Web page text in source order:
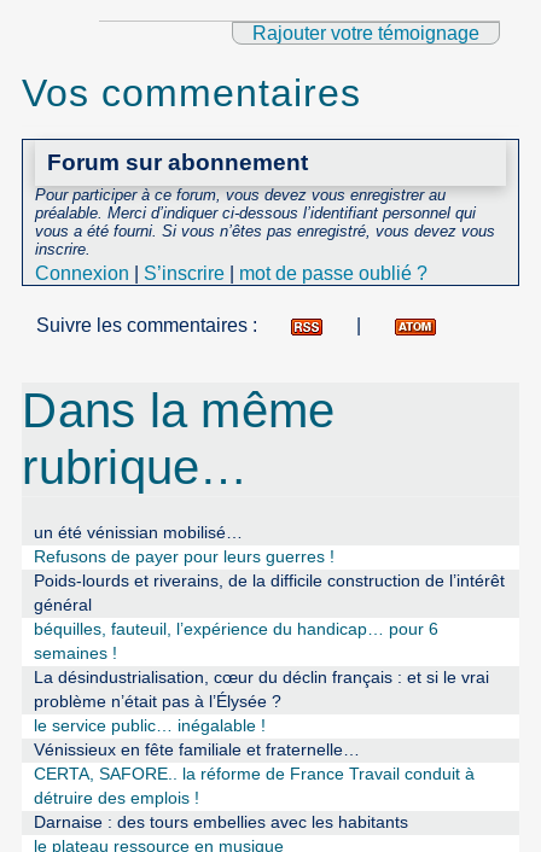
Rajouter votre témoignage
Vos commentaires
Forum sur abonnement
Pour participer à ce forum, vous devez vous enregistrer au
préalable. Merci d’indiquer ci-dessous l’identifiant personnel qui
vous a été fourni. Si vous n’êtes pas enregistré, vous devez vous
inscrire.
Connexion S’inscrire mot de passe oublié ?
Suivre les commentaires :
Dans la même
rubrique…
un été vénissian mobilisé…
Refusons de payer pour leurs guerres !
Poids-lourds et riverains, de la difficile construction de l’intérêt
général
béquilles, fauteuil, l’expérience du handicap… pour 6
semaines !
La désindustrialisation, cœur du déclin français : et si le vrai
problème n’était pas à l’Élysée ?
le service public… inégalable !
Vénissieux en fête familiale et fraternelle…
CERTA, SAFORE.. la réforme de France Travail conduit à
détruire des emplois !
Darnaise : des tours embellies avec les habitants
le plateau ressource en musique